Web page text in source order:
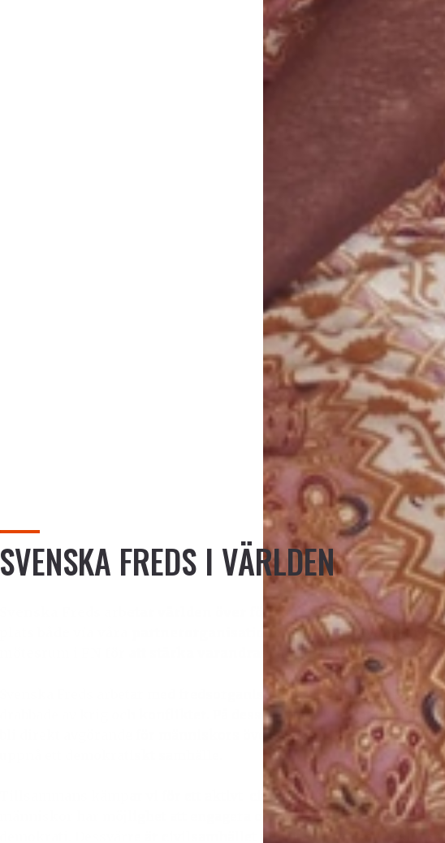
SVENSKA FREDS I VÄRLDEN
Svenska Freds arbetar världen över för att bygga hållbar fred.
plats både via våra partnerorganisationer i Burma/Myanmar
mötesrum i FN för att stärka varandras möjligheter att uppnå
Svenska Freds arbetar med fredsorganisationer på platser i
drabbade av krig och konflikter. På dessa platser kan det
bli direkt avgörande för människors överlevnad och en
Tillsammans kämpar vi för ett aktivt civilsamhälle världen över,
människor har möjlighet att engagera och organisera sig för
demokrati. Dessvärre är civilsamhället ofta utestängt från beslut